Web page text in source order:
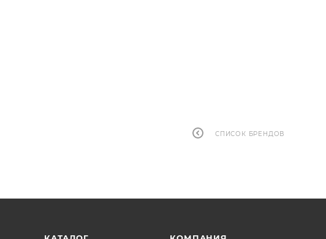
СПИСОК БРЕНДОВ